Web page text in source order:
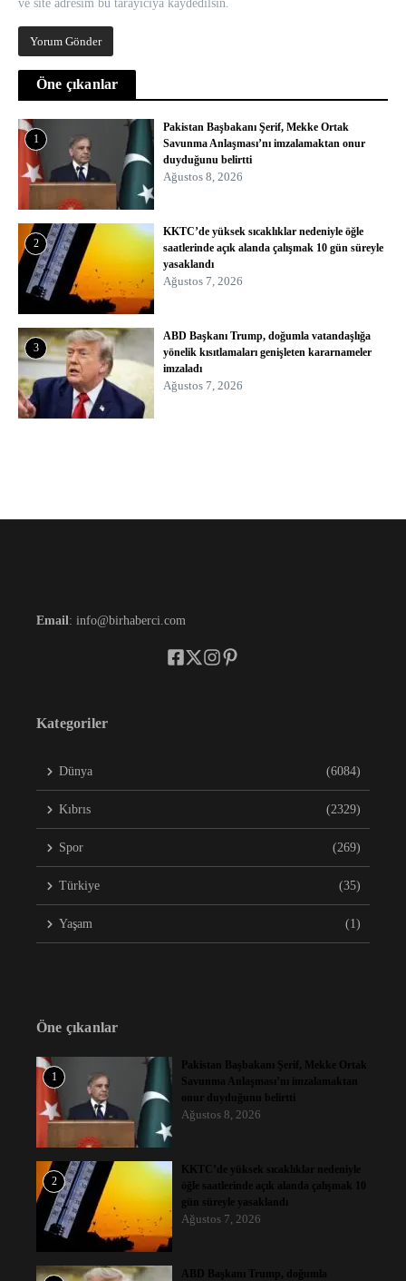
ve site adresim bu tarayıcıya kaydedilsin.
Öne çıkanlar
1
Pakistan Başbakanı Şerif, Mekke Ortak
Savunma Anlaşması’nı imzalamaktan onur
duyduğunu belirtti
Ağustos 8, 2026
2
KKTC’de yüksek sıcaklıklar nedeniyle öğle
saatlerinde açık alanda çalışmak 10 gün süreyle
yasaklandı
Ağustos 7, 2026
3
ABD Başkanı Trump, doğumla vatandaşlığa
yönelik kısıtlamaları genişleten kararnameler
imzaladı
Ağustos 7, 2026
Email: info@birhaberci.com
Kategoriler
Dünya (6084)
Kıbrıs (2329)
Spor (269)
Türkiye (35)
Yaşam (1)
Öne çıkanlar
1
Pakistan Başbakanı Şerif, Mekke Ortak
Savunma Anlaşması’nı imzalamaktan
onur duyduğunu belirtti
Ağustos 8, 2026
2
KKTC’de yüksek sıcaklıklar nedeniyle
öğle saatlerinde açık alanda çalışmak 10
gün süreyle yasaklandı
Ağustos 7, 2026
ABD Başkanı Trump, doğumla